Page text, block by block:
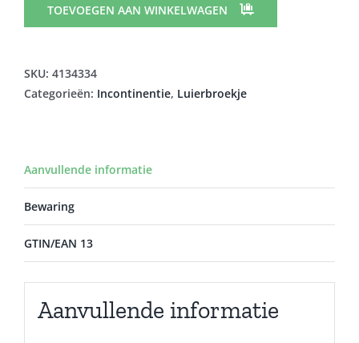
PANTS
PLUS
14
aantal
TOEVOEGEN AAN WINKELWAGEN
SKU: 4134334
Categorieën: Incontinentie, Luierbroekje
Aanvullende informatie
Bewaring
GTIN/EAN 13
Aanvullende informatie